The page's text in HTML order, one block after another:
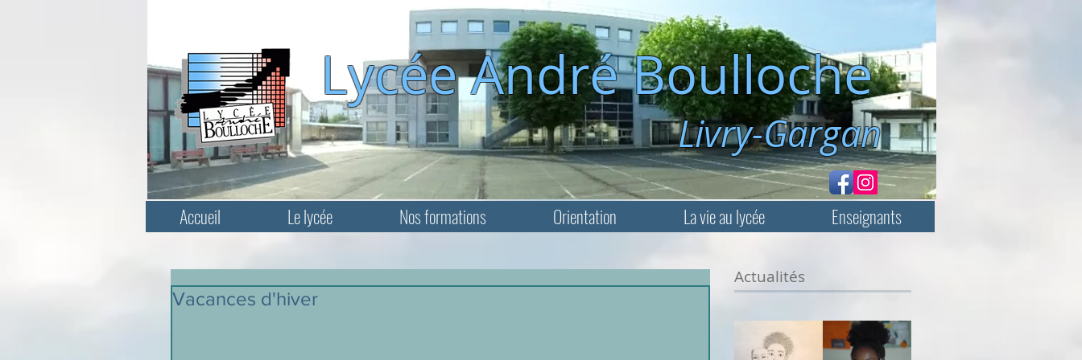
Lycée André Boulloche
Livry-Gargan
Accueil Le lycée Nos formations Orientation La vie au lycée Enseignants
Vacances d'hiver
Actualités